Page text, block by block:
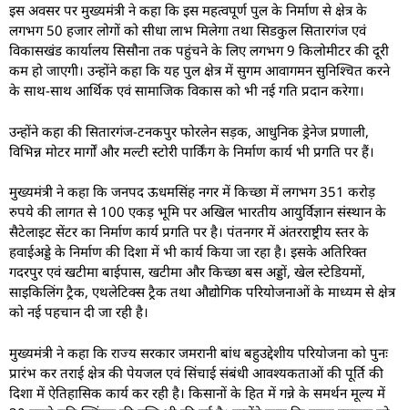
इस अवसर पर मुख्यमंत्री ने कहा कि इस महत्वपूर्ण पुल के निर्माण से क्षेत्र के
लगभग 50 हजार लोगों को सीधा लाभ मिलेगा तथा सिडकुल सितारगंज एवं
विकासखंड कार्यालय सिसौना तक पहुंचने के लिए लगभग 9 किलोमीटर की दूरी
कम हो जाएगी। उन्होंने कहा कि यह पुल क्षेत्र में सुगम आवागमन सुनिश्चित करने
के साथ-साथ आर्थिक एवं सामाजिक विकास को भी नई गति प्रदान करेगा।
उन्होंने कहा की सितारगंज-टनकपुर फोरलेन सड़क, आधुनिक ड्रेनेज प्रणाली,
विभिन्न मोटर मार्गों और मल्टी स्टोरी पार्किंग के निर्माण कार्य भी प्रगति पर हैं।
मुख्यमंत्री ने कहा कि जनपद ऊधमसिंह नगर में किच्छा में लगभग 351 करोड़
रुपये की लागत से 100 एकड़ भूमि पर अखिल भारतीय आयुर्विज्ञान संस्थान के
सैटेलाइट सेंटर का निर्माण कार्य प्रगति पर है। पंतनगर में अंतरराष्ट्रीय स्तर के
हवाईअड्डे के निर्माण की दिशा में भी कार्य किया जा रहा है। इसके अतिरिक्त
गदरपुर एवं खटीमा बाईपास, खटीमा और किच्छा बस अड्डों, खेल स्टेडियमों,
साइकिलिंग ट्रैक, एथलेटिक्स ट्रैक तथा औद्योगिक परियोजनाओं के माध्यम से क्षेत्र
को नई पहचान दी जा रही है।
मुख्यमंत्री ने कहा कि राज्य सरकार जमरानी बांध बहुउद्देशीय परियोजना को पुनः
प्रारंभ कर तराई क्षेत्र की पेयजल एवं सिंचाई संबंधी आवश्यकताओं की पूर्ति की
दिशा में ऐतिहासिक कार्य कर रही है। किसानों के हित में गन्ने के समर्थन मूल्य में